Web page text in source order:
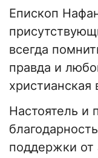
Епископ
всегда
правда и
христианская
Настоятель и
поддержки от